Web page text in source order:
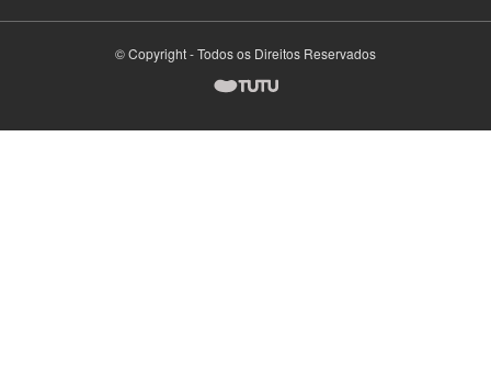
© Copyright - Todos os Direitos Reservados